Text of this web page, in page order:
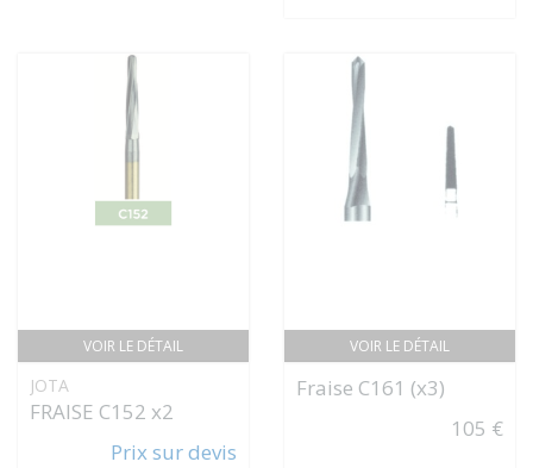
VOIR LE DÉTAIL
JOTA
FRAISE C152 x2
Prix sur devis
VOIR LE DÉTAIL
Fraise C161 (x3)
105 €